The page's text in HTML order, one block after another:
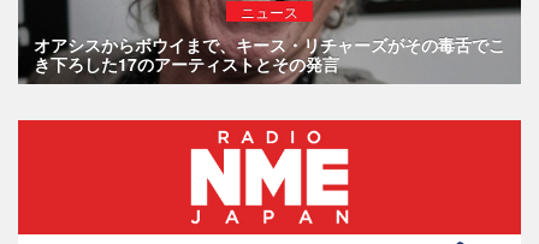
ニュース
オアシスからボウイまで、キース・リチャーズがその毒舌でこ
き下ろした17のアーティストとその発言